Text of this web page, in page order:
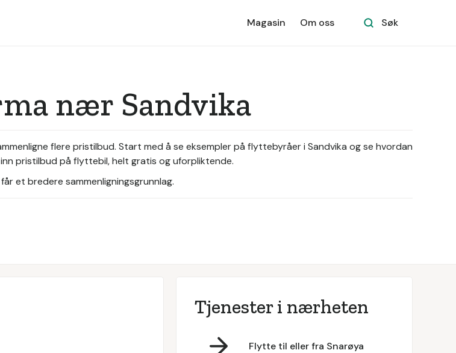
Magasin Om oss Søk
nær Sandvika
flere pristilbud. Start med å se eksempler på flyttebyråer i Sandvika og se hvordan
pristilbud på flyttebil, helt gratis og uforpliktende.
et bredere sammenligningsgrunnlag.
Tjenester i nærheten
Flytte til eller fra Snarøya